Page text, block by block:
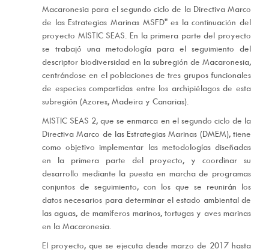
Macaronesia para el segundo ciclo de la Directiva Marco
de las Estrategias Marinas MSFD" es la continuación del
proyecto MISTIC SEAS. En la primera parte del proyecto
se trabajó una metodología para el seguimiento del
descriptor biodiversidad en la subregión de Macaronesia,
centrándose en el poblaciones de tres grupos funcionales
de especies compartidas entre los archipiélagos de esta
subregión (Azores, Madeira y Canarias).
MISTIC SEAS 2, que se enmarca en el segundo ciclo de la
Directiva Marco de las Estrategias Marinas (DMEM), tiene
como objetivo implementar las metodologías diseñadas
en la primera parte del proyecto, y coordinar su
desarrollo mediante la puesta en marcha de programas
conjuntos de seguimiento, con los que se reunirán los
datos necesarios para determinar el estado ambiental de
las aguas, de mamíferos marinos, tortugas y aves marinas
en la Macaronesia.
El proyecto, que se ejecuta desde marzo de 2017 hasta